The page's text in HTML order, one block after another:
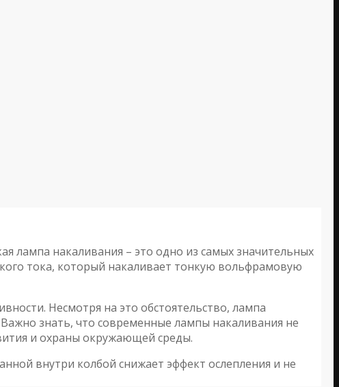
лампа накаливания – это одно из самых значительных
тока, который накаливает тонкую вольфрамовую
Несмотря на это обстоятельство, лампа
знать, что современные лампы накаливания не
и охраны окружающей среды.
внутри колбой снижает эффект ослепления и не